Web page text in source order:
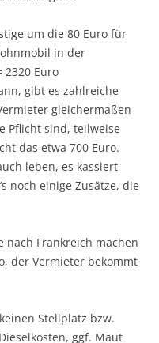
um die 80 Euro für
in der
2320 Euro
gibt es zahlreiche
gleichermaßen
Pflicht sind, teilweise
das etwa 700 Euro.
leben, es kassiert
noch einige Zusätze, die
nach Frankreich machen
der Vermieter bekommt
Stellplatz bzw.
ggf. Maut